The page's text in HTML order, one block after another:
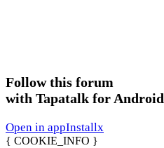
Follow this forum
with Tapatalk for Android
Open in appInstallx
{ COOKIE_INFO }